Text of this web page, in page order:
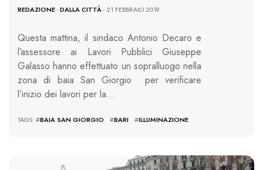
REDAZIONE-DALLA CITTÀ- 21 FEBBRAIO 2019
Questa mattina, il sindaco Antonio Decaro e
l’assessore ai Lavori Pubblici Giuseppe
Galasso hanno effettuato un sopralluogo nella
zona di baia San Giorgio per verificare
l’inizio dei lavori per la…
TAGS: #BAIA SAN GIORGIO #BARI #ILLUMINAZIONE